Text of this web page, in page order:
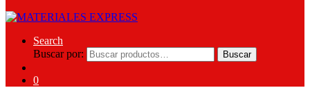
Search
Buscar por:
Buscar
0